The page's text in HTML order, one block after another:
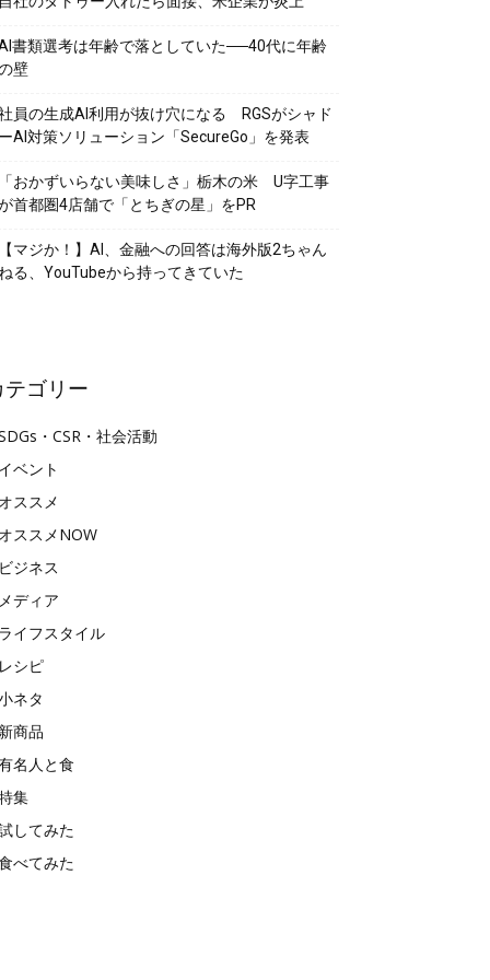
書類選考は年齢で落としていた──40代に年齢
壁
員の生成AI利用が抜け穴になる RGSがシャド
AI対策ソリューション「SecureGo」を発表
おかずいらない美味しさ」栃木の米 U字工事
首都圏4店舗で「とちぎの星」をPR
マジか！】AI、金融への回答は海外版2ちゃん
る、YouTubeから持ってきていた
テゴリー
・CSR・社会活動
ベント
ススメ
ススメNOW
ジネス
ディア
イフスタイル
シピ
ネタ
商品
名人と食
集
してみた
べてみた